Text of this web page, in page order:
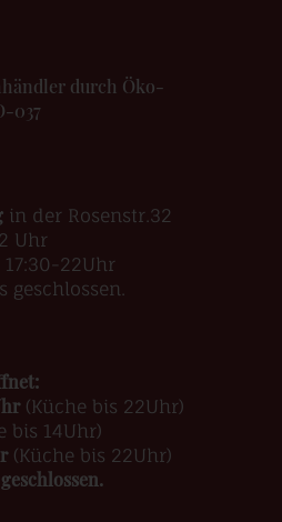
durch Öko-
037
in der Rosenstr.32
Uhr
17:30-22Uhr
geschlossen.
(Küche bis 22Uhr)
bis 14Uhr)
(Küche bis 22Uhr)